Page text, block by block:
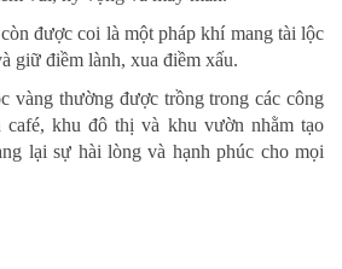
được coi là một pháp khí mang tài lộc
giữ điềm lành, xua điềm xấu.
vàng thường được trồng trong các công
khu đô thị và khu vườn nhằm tạo
lại sự hài lòng và hạnh phúc cho mọi